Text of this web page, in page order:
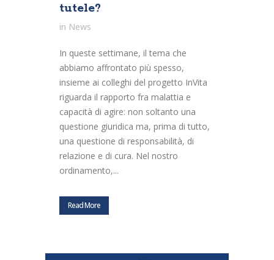
tutele?
in News
In queste settimane, il tema che
abbiamo affrontato più spesso,
insieme ai colleghi del progetto InVita
riguarda il rapporto fra malattia e
capacità di agire: non soltanto una
questione giuridica ma, prima di tutto,
una questione di responsabilità, di
relazione e di cura. Nel nostro
ordinamento,...
Read More